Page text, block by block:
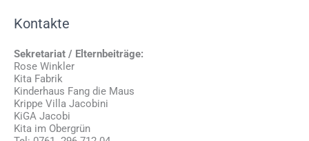
Kontakte
Sekretariat / Elternbeiträge:
Rose Winkler
Kita Fabrik
Kinderhaus Fang die Maus
Krippe Villa Jacobini
KiGA Jacobi
Kita im Obergrün